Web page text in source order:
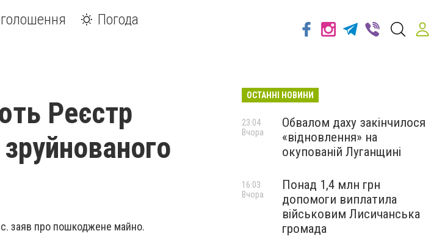
Погода
Реєстр
заяв про пошкоджене майно.
ОСТАННІ НОВИНИ
Обвалом даху закінчилося
«відновлення» на
окупованій Луганщині
23:04
Вчора
Понад 1,4 млн грн
допомоги виплатила
військовим Лисичанська
громада
16:03
Вчора